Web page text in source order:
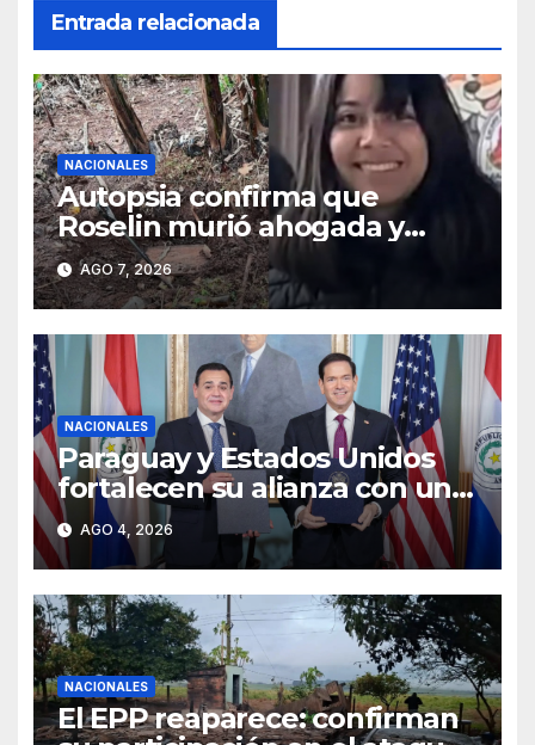
Entrada relacionada
NACIONALES
Autopsia confirma que
Roselin murió ahogada y
luego sufrió una violenta
mutilación
AGO 7, 2026
NACIONALES
Paraguay y Estados Unidos
fortalecen su alianza con un
acuerdo de cooperación
estratégica en materia
nuclear civil
AGO 4, 2026
NACIONALES
El EPP reaparece: confirman